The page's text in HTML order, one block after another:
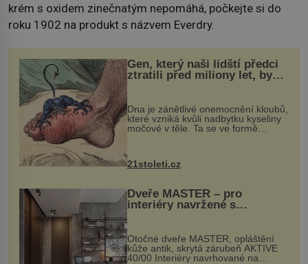
krém s oxidem zinečnatým nepomáhá, počkejte si do
roku 1902 na produkt s názvem Everdry.
Gen, který naši lidští předci
ztratili před miliony let, by
mohl pomoci s léčbou
„nemoci králů“
Dna je zánětlivé onemocnění kloubů,
které vzniká kvůli nadbytku kyseliny
močové v těle. Ta se ve formě
nohou, a způsobuje bole...
21stoleti.cz
Dveře MASTER – pro
interiéry navržené s
rozumem i vášní!
Otočné dveře MASTER, opláštění
kůže antik, skrytá zárubeň AKTIVE
40/00 Interiéry navrhované na